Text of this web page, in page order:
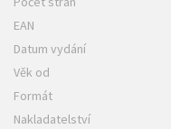
EAN
Datum vydání
Věk od
Formát
Nakladatelství